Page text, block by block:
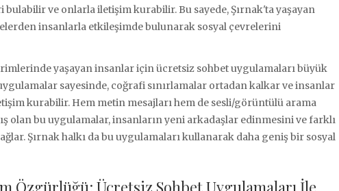
bulabilir ve onlarla iletişim kurabilir. Bu sayede, Şırnak'ta yaşayan
insanlarla etkileşimde bulunarak sosyal çevrelerini
yaşayan insanlar için ücretsiz sohbet uygulamaları büyük
sayesinde, coğrafi sınırlamalar ortadan kalkar ve insanlar
kurabilir. Hem metin mesajları hem de sesli/görüntülü arama
olan bu uygulamalar, insanların yeni arkadaşlar edinmesini ve farklı
Şırnak halkı da bu uygulamaları kullanarak daha geniş bir sosyal
Özgürlüğü: Ücretsiz Sohbet Uygulamaları İle